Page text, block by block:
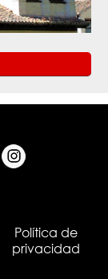
Política de
privacidad